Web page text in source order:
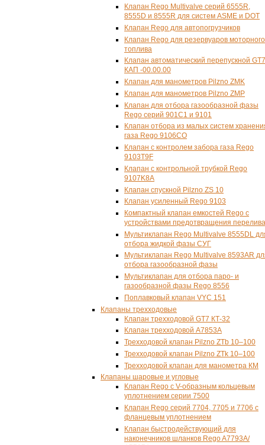
Клапан Rego Multivalve серий 6555R,
8555D и 8555R для систем ASME и DOT
Клапан Rego для автопогрузчиков
Клапан Rego для резервуаров моторного
топлива
Клапан автоматический перепускной GT7
КАП -00.00.00
Клапан для манометров Pilzno ZMK
Клапан для манометров Pilzno ZMP
Клапан для отбора газообразной фазы
Rego серий 901С1 и 9101
Клапан отбора из малых систем
газа Rego 9106СО
Клапан с контролем забора газа Rego
9103T9F
Клапан с контрольной трубкой Rego
9107K8A
Клапан спускной Pilzno ZS 10
Клапан усиленный Rego 9103
Компактный клапан емкостей Rego с
устройствами предотвращения перелива
Мультиклапан Rego Multivalve 8555DL
отбора жидкой фазы СУГ
Мультиклапан Rego Multivalve 8593AR
отбора газообразной фазы
Мультиклапан для отбора паро- и
газообразной фазы Rego 8556
Поплавковый клапан VYC 151
Клапаны трехходовые
Клапан трехходовой GT7 КТ-32
Клапан трехходовой А7853А
Трехходовой клапан Pilzno ZTb 10–100
Трехходовой клапан Pilzno ZTk 10–100
Трехходовой клапан для манометра КМ
Клапаны шаровые и угловые
Клапан Rego с V-образным кольцевым
уплотнением серии 7500
Клапан Rego серий 7704, 7705 и 7706 с
фланцевым уплотнением
Клапан быстродействующий для
наконечников шланков Rego A7793A/